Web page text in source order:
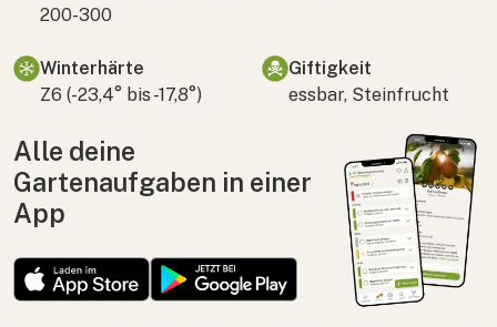
200-300
Winterhärte
Z6 (-23,4° bis -17,8°)
Giftigkeit
essbar, Steinfrucht
Alle deine
Gartenaufgaben in einer
App